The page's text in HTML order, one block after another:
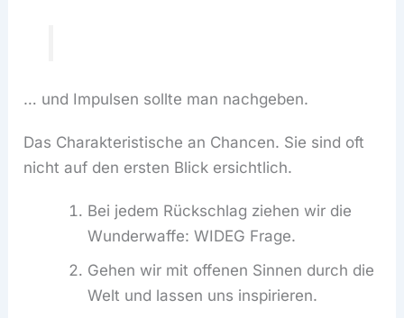
… und Impulsen sollte man nachgeben.
Das Charakteristische an Chancen. Sie sind oft
nicht auf den ersten Blick ersichtlich.
Bei jedem Rückschlag ziehen wir die
Wunderwaffe: WIDEG Frage.
Gehen wir mit offenen Sinnen durch die
Welt und lassen uns inspirieren.